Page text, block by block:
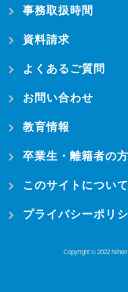
事務取扱時間
資料請求
よくあるご質問
お問い合わせ
教育情報
卒業生・離籍者の方
このサイトについて
プライバシーポリ
Copyright © 2022